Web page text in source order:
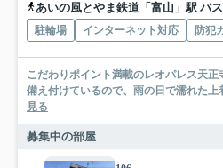
あいの風とやま鉄道「富山」駅 バ
駐輪場 インターネット対応 防犯
こだわりポイント満載のレオパレス天
備え付けているので、雨の日で濡れた上
見る
募集中の部屋